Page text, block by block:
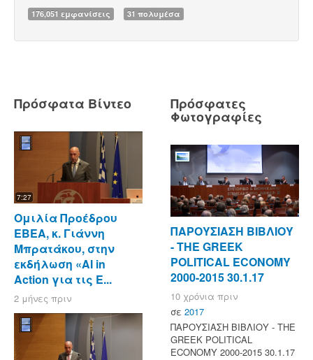
176,051 εμφανίσεις 31 πολυμέσα
Πρόσφατα Βίντεο
7:27
Ομιλία Προέδρου
ΕΒΕΑ, κ. Γιάννη
Μπρατάκου, στην
εκδήλωση «AI in
Action για τις Ε...
2 μήνες πριν
Πρόσφατες
Φωτογραφίες
ΠΑΡΟΥΣΙΑΣΗ ΒΙΒΛΙΟΥ
- ΤΗΕ GREEK
POLITICAL ECONOMY
2000-2015 30.1.17
10 χρόνια πριν
σε 2017
ΠΑΡΟΥΣΙΑΣΗ ΒΙΒΛΙΟΥ - ΤΗΕ
GREEK POLITICAL
ECONOMY 2000-2015 30.1.17